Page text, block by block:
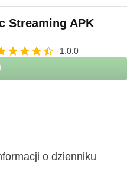
Streaming APK
1.0.0
o dzienniku